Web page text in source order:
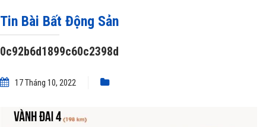
Tin Bài Bất Động Sản
0c92b6d1899c60c2398d
17 Tháng 10, 2022